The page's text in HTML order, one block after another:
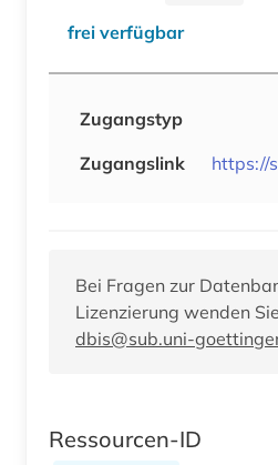
frei verfügbar
Zugangstyp
Zugangslink
https://
Bei Fragen zur
Lizenzierung wenden
dbis@sub.uni-
Ressourcen-ID